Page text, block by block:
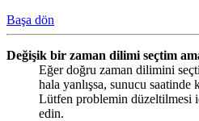
Başa dön
Değişik bir zaman dilimi seçtim
Eğer doğru zaman dilimini
hala yanlışsa, sunucu saatinde
Lütfen problemin düzeltilmesi
edin.